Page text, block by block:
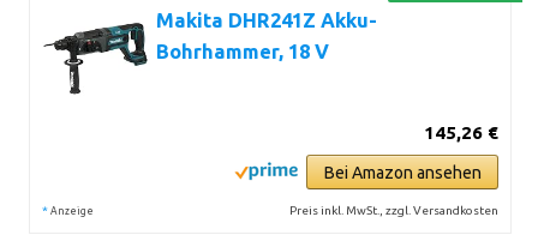
Makita DHR241Z Akku-
Bohrhammer, 18 V
145,26 €
Bei Amazon ansehen
* Anzeige Preis inkl. MwSt., zzgl. Versandkosten